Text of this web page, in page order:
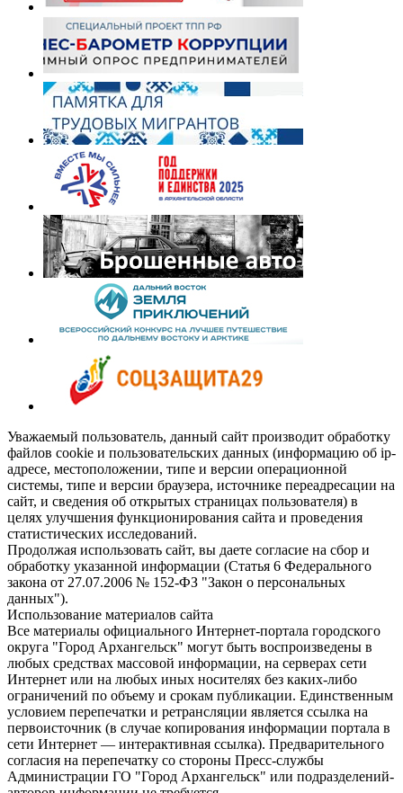
Уважаемый пользователь, данный сайт производит обработку
файлов cookie и пользовательских данных (информацию об ip-
адресе, местоположении, типе и версии операционной
системы, типе и версии браузера, источнике переадресации на
сайт, и сведения об открытых страницах пользователя) в
целях улучшения функционирования сайта и проведения
статистических исследований.
Продолжая использовать сайт, вы даете согласие на сбор и
обработку указанной информации (Статья 6 Федерального
закона от 27.07.2006 № 152-ФЗ "Закон о персональных
данных").
Использование материалов сайта
Все материалы официального Интернет-портала городского
округа "Город Архангельск" могут быть воспроизведены в
любых средствах массовой информации, на серверах сети
Интернет или на любых иных носителях без каких-либо
ограничений по объему и срокам публикации. Единственным
условием перепечатки и ретрансляции является ссылка на
первоисточник (в случае копирования информации портала в
сети Интернет — интерактивная ссылка). Предварительного
согласия на перепечатку со стороны Пресс-службы
Администрации ГО "Город Архангельск" или подразделений-